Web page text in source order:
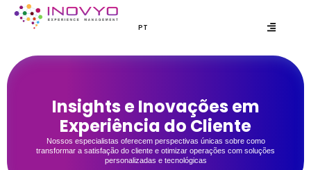
PT
EN
Insights e Inovações em
Experiência do Cliente
Nossos especialistas oferecem perspectivas únicas sobre como
transformar a satisfação do cliente e otimizar operações com soluções
personalizadas e tecnológicas